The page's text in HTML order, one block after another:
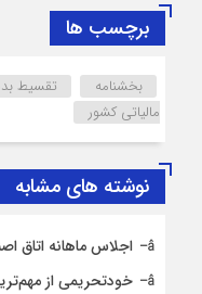
برچسب ها
بخشنامه تقسیط
مالیاتی کشور
نوشته های مشابه
اجلاس ماهانه اتاق
خودتحریمی از